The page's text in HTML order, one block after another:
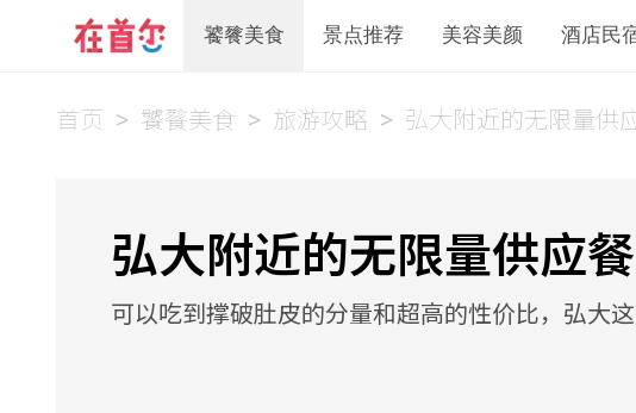
饕餮美食 景点推荐 美容美颜 酒店民
首页 > 饕餮美食 > 旅游攻略 > 弘大附近的无限量供
弘大附近的无限量供应
可以吃到撑破肚皮的分量和超高的性价比，弘大